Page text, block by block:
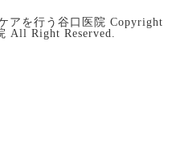
アを行う谷口医院 Copyright
All Right Reserved.